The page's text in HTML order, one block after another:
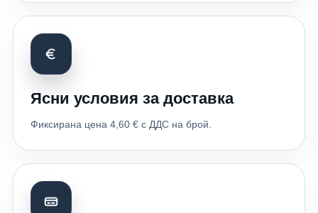
Ясни условия за доставка
Фиксирана цена 4,60 € с ДДС на брой.